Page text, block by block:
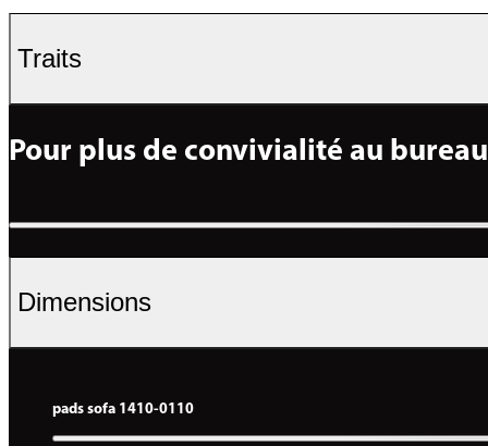
Traits
Pour plus de convivialité au
Dimensions
pads sofa 1410-0110